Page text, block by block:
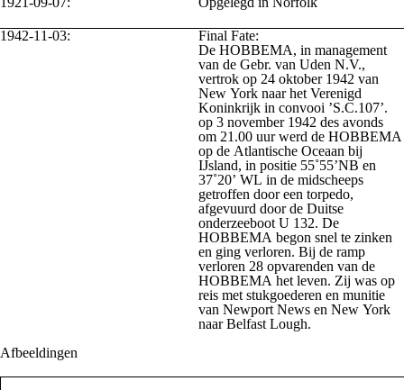
1942-11-03:
Final Fate:
De HOBBEMA, in management
van de Gebr. van Uden N.V.,
vertrok op 24 oktober 1942 van
New York naar het Verenigd
Koninkrijk in convooi ’S.C.107’.
op 3 november 1942 des avonds
om 21.00 uur werd de HOBBEMA
op de Atlantische Oceaan bij
IJsland, in positie 55˚55’NB en
37˚20’ WL in de midscheeps
getroffen door een torpedo,
afgevuurd door de Duitse
onderzeeboot U 132. De
HOBBEMA begon snel te zinken
en ging verloren. Bij de ramp
verloren 28 opvarenden van de
HOBBEMA het leven. Zij was op
reis met stukgoederen en munitie
van Newport News en New York
naar Belfast Lough.
Afbeeldingen